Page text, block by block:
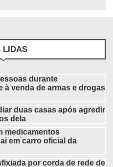
LIDAS
durante
à venda de armas e drogas
duas casas após agredir
dela
medicamentos
em carro oficial da
por corda de rede de